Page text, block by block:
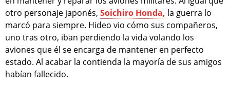
otro personaje japonés, Soichiro Honda, la guerra lo
marcó para siempre. Hideo vio cómo sus compañeros,
uno tras otro, iban perdiendo la vida volando los
aviones que él se encarga de mantener en perfecto
estado. Al acabar la contienda la mayoría de sus amigos
habían fallecido.